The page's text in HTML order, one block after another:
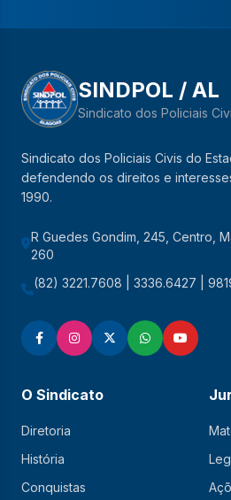
SINDPOL / AL
Sindicato dos Policiais
Sindicato dos Policiais Civis do
defendendo os direitos e
1990.
R Guedes Gondim, 245, Centro,
260
(82) 3221.7608 | 3336.6427 |
O Sindicato
Diretoria
História
Conquistas